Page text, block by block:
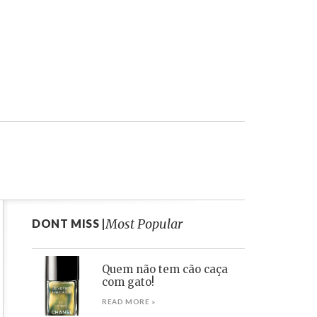
DONT MISS |Most Popular
Quem não tem cão caça
com gato!
READ MORE »